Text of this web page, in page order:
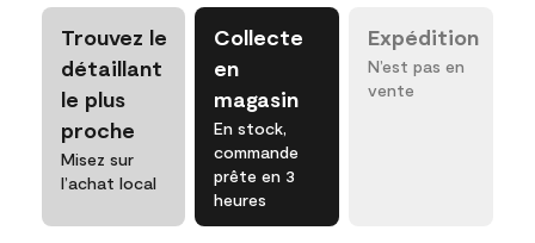
Trouvez le
détaillant
le plus
proche
Misez sur
l’achat local
Collecte
en
magasin
En stock,
commande
prête en 3
heures
Expédition
N’est pas en
vente